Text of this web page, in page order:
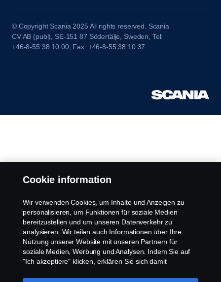
© Copyright Scania 2025 All rights reserved. Scania
CV AB (publ), SE-151 87 Södertälje, Sweden, Tel:
+46-8-55 38 10 00, Fax: +46-8-55 38 10 37.
Cookie information
Wir verwenden Cookies, um Inhalte und Anzeigen zu
personalisieren, um Funktionen für soziale Medien
bereitzustellen und um unseren Datenverkehr zu
analysieren. Wir teilen auch Informationen über Ihre
Nutzung unserer Website mit unseren Partnern für
soziale Medien, Werbung und Analysen. Indem Sie auf
"Ich akzeptiere" klicken, erklären Sie sich damit